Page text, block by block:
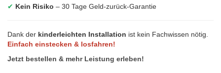
✔ Kein Risiko – 30 Tage Geld-zurück-Garantie
Dank der kinderleichten Installation ist kein Fachwissen nötig.
Einfach einstecken & losfahren!
Jetzt bestellen & mehr Leistung erleben!